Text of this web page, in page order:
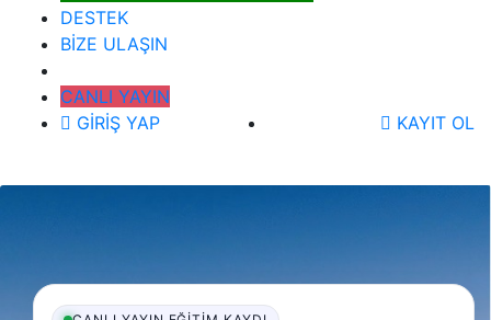
DESTEK
BİZE ULAŞIN
CANLI YAYIN
GİRİŞ YAP
KAYIT OL